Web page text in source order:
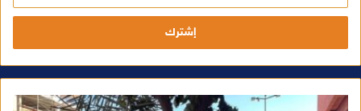
خ
ل
ر
ا